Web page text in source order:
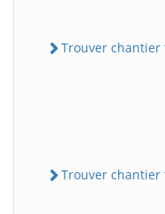
Trouver chantier
Trouver chantier